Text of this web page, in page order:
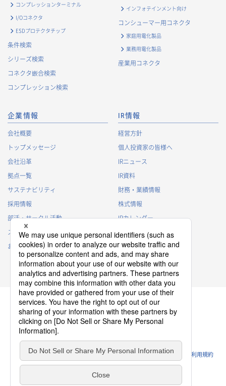
コンプレッションターミナル
I/Oコネクタ
ESDプロテクタチップ
条件検索
シリーズ検索
コネクタ嵌合検索
コンプレッション検索
インフォテインメント向け
コンシューマー用コネクタ
家庭用電化製品
業務用電化製品
産業用コネクタ
企業情報
会社概要
トップメッセージ
会社沿革
拠点一覧
サステナビリティ
採用情報
部活・サークル活動
スポンサー活動
お問い合わせ
IR情報
経営方針
個人投資家の皆様へ
IRニュース
IR資料
財務・業績情報
株式情報
IRカレンダー
IRに関するよくあるご質問
IRポリシー
免責事項
プライバシーポリシー
クッキーポリシー
ソーシャルメディアポリシー
ウェブサイトのご利用条件 利用規約